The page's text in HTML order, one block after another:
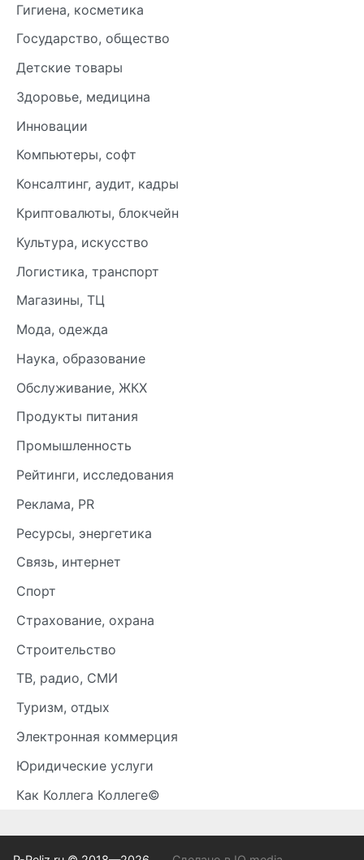
Гигиена, косметика
Государство, общество
Детские товары
Здоровье, медицина
Инновации
Компьютеры, софт
Консалтинг, аудит, кадры
Криптовалюты, блокчейн
Культура, искусство
Логистика, транспорт
Магазины, ТЦ
Мода, одежда
Наука, образование
Обслуживание, ЖКХ
Продукты питания
Промышленность
Рейтинги, исследования
Реклама, PR
Ресурсы, энергетика
Связь, интернет
Спорт
Страхование, охрана
Строительство
ТВ, радио, СМИ
Туризм, отдых
Электронная коммерция
Юридические услуги
Как Коллега Коллеге©